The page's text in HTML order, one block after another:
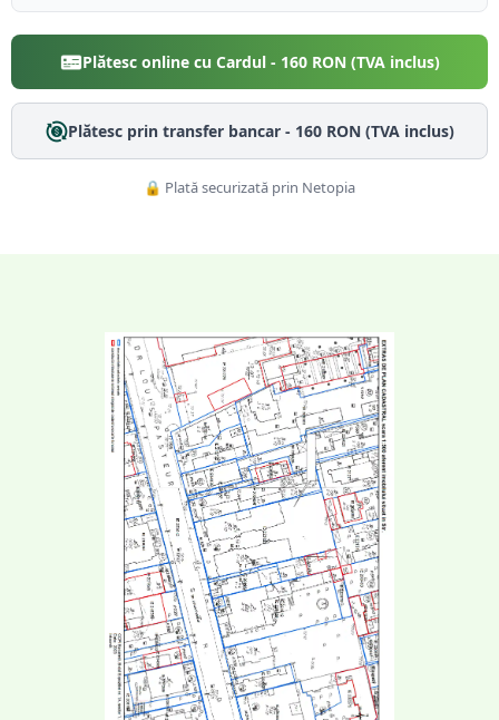
Plătesc online cu Cardul - 160RON (TVA inclus)
Plătesc prin transfer bancar - 160RON (TVA inclus)
🔒 Plată securizată prin Netopia